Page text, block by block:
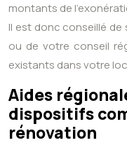
montants de
Il est donc conseillé de
ou de votre conseil
existants dans votre
Aides
dispositifs
rénovation